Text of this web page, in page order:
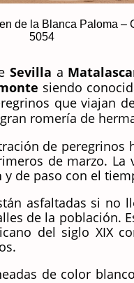
de la Blanca Paloma –
5054
Sevilla a
siendo
que viajan
romería de
de
de marzo.
y de paso con el
asfaltadas si no
de la
del siglo XIX
de color